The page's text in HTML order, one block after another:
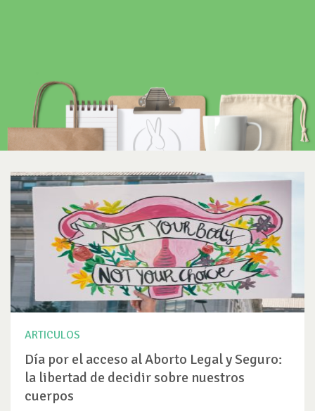
ARTICULOS
Día por el acceso al Aborto Legal y Seguro:
la libertad de decidir sobre nuestros
cuerpos